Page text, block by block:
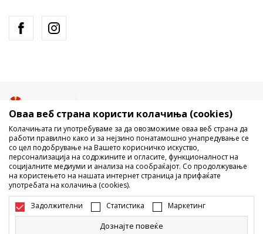
Не е дозволено превземање или користење на содржината од
интернет страните на Sport Vision, делумно или целосно a се
однесува на логоа, трговски марки, комерцијални содржини, ниту
истите да се отстапуваат на трети лица, јавно да се објавуваат или да
се користат за било какви цели, без писмена согласност од БДС.МК
Оваа веб страна користи колачиња (cookies)
Колачињата ги употребуваме за да овозможиме оваа веб страна да
работи правилно како и за нејзино понатамошно унапредување се
со цел подобрување на Вашето корисничко искуство,
персонализација на содржините и огласите, функционалност на
социјалните медиуми и анализа на сообраќајот. Со продолжување
на користењето на нашата интернет страница ја прифаќате
употребата на колачиња (cookies).
Задолжителни Статистика Маркетинг
Дознајте повеќе